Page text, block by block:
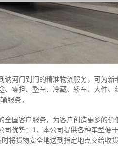
河门到门的精准物流服务，可为新
零担、整车、冷藏、轿车、大件
服务。
国客户服务，为客户创造更多的价
优势：1、本公司提供各种车型便
将货物安全地送到指定地点交给收